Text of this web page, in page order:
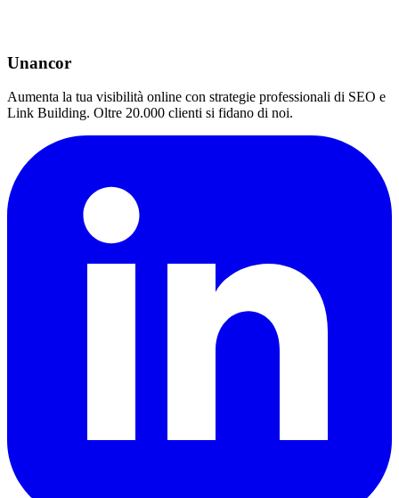
Unancor
Aumenta la tua visibilità online con strategie professionali di SEO e
Link Building. Oltre 20.000 clienti si fidano di noi.